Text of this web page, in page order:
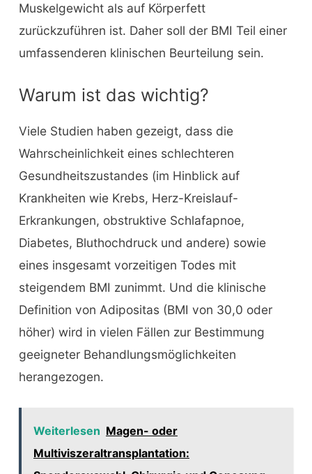
Muskelgewicht als auf Körperfett
zurückzuführen ist. Daher soll der BMI Teil einer
umfassenderen klinischen Beurteilung sein.
Warum ist das wichtig?
Viele Studien haben gezeigt, dass die
Wahrscheinlichkeit eines schlechteren
Gesundheitszustandes (im Hinblick auf
Krankheiten wie Krebs, Herz-Kreislauf-
Erkrankungen, obstruktive Schlafapnoe,
Diabetes, Bluthochdruck und andere) sowie
eines insgesamt vorzeitigen Todes mit
steigendem BMI zunimmt. Und die klinische
Definition von Adipositas (BMI von 30,0 oder
höher) wird in vielen Fällen zur Bestimmung
geeigneter Behandlungsmöglichkeiten
herangezogen.
Weiterlesen Magen- oder
Multiviszeraltransplantation: